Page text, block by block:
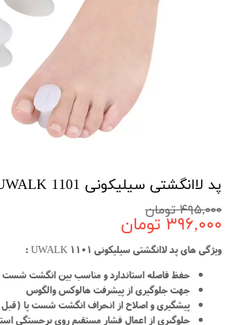
پد لاانگشتی سیلیکونی 1101 UWALK
۴۹۵,۰۰۰ تومان
۳۹۶,۰۰۰ تومان
ویژگی های پد لاانگشتی سیلیکونی 1101 UWALK :
حفظ فاصله استاندارد و مناسب بین انگشت شست
جهت جلوگیری از پیشرفت هالوکس والگوس
پیشگیری و اصلاح از انحراف انگشت شست پا
جلوگیری از اعمال فشار مستقیم روی برجستگی